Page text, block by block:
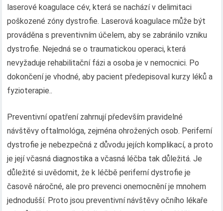
laserové koagulace cév, která se nachází v delimitaci
poškozené zóny dystrofie. Laserová koagulace může být
prováděna s preventivním účelem, aby se zabránilo vzniku
dystrofie. Nejedná se o traumatickou operaci, která
nevyžaduje rehabilitační fázi a osoba je v nemocnici. Po
dokončení je vhodné, aby pacient předepisoval kurzy léků a
fyzioterapie..
Preventivní opatření zahrnují především pravidelné
návštěvy oftalmológa, zejména ohrožených osob. Periferní
dystrofie je nebezpečná z důvodu jejích komplikací, a proto
je její včasná diagnostika a včasná léčba tak důležitá. Je
důležité si uvědomit, že k léčbě periferní dystrofie je
časově náročné, ale pro prevenci onemocnění je mnohem
jednodušší. Proto jsou preventivní návštěvy očního lékaře